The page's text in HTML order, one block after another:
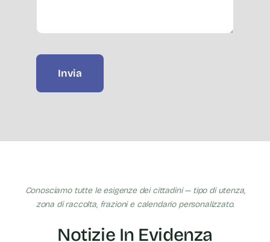
Invia
Conosciamo tutte le esigenze dei cittadini — tipo di utenza,
zona di raccolta, frazioni e calendario personalizzato.
Notizie In Evidenza